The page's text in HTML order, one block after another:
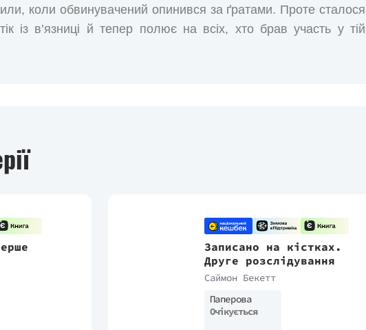
коли обвинувачений опинився за ґратами. Проте сталося
із в’язниці й тепер полює на всіх, хто брав участь у тій
його пошуками. Тим часом до Девіда, який і сам у
Записано на кістках.
Друге розслідування
Саймон Бекетт
Паперова
Очікується